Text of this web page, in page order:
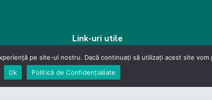
Link-uri utile
CES
Guvernul României
pe site-ul nostru. Dacă continuați să utilizați acest site
Ok
Politică de Confidențialiate